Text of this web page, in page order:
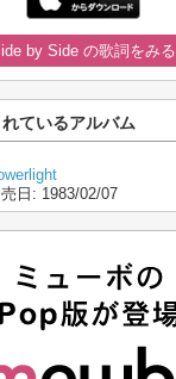
by Side の歌詞をみる
ているアルバム
日: 1983/02/07